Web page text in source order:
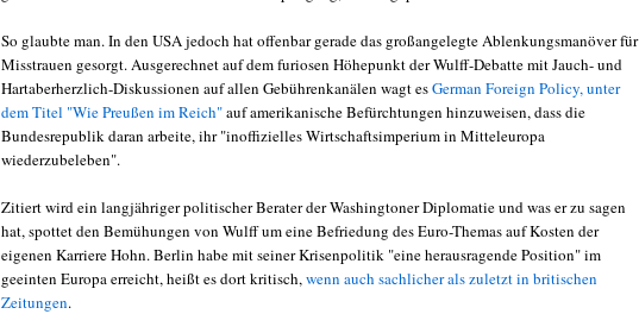
So glaubte man. In den USA jedoch hat offenbar gerade das großangelegte Ablenkungsmanöver für
Misstrauen gesorgt. Ausgerechnet auf dem furiosen Höhepunkt der Wulff-Debatte mit Jauch- und
Hartaberherzlich-Diskussionen auf allen Gebührenkanälen wagt esGerman Foreign Policy, unter
dem Titel "Wie Preußen im Reich"auf amerikanische Befürchtungen hinzuweisen, dass die
Bundesrepublik daran arbeite, ihr "inoffizielles Wirtschaftsimperium in Mitteleuropa
wiederzubeleben".
Zitiert wird ein langjähriger politischer Berater der Washingtoner Diplomatie und was er zu sagen
hat, spottet den Bemühungen von Wulff um eine Befriedung des Euro-Themas auf Kosten der
eigenen Karriere Hohn. Berlin habe mit seiner Krisenpolitik "eine herausragende Position" im
geeinten Europa erreicht, heißt es dort kritisch, wenn auch sachlicher als zuletzt in britischen
Zeitungen.